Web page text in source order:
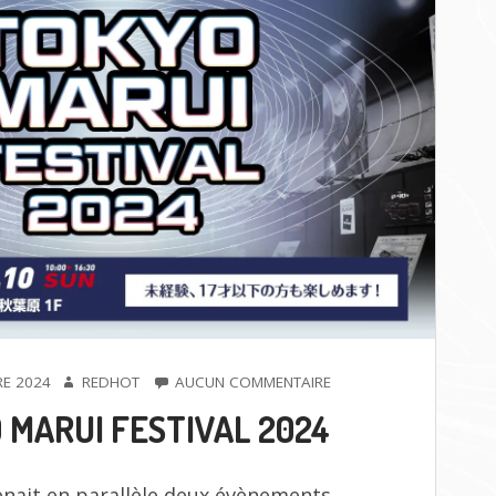
2024 AUTEUR
REDHOT AUCUN COMMENTAIRESUR
MARUI FESTIVAL 2024